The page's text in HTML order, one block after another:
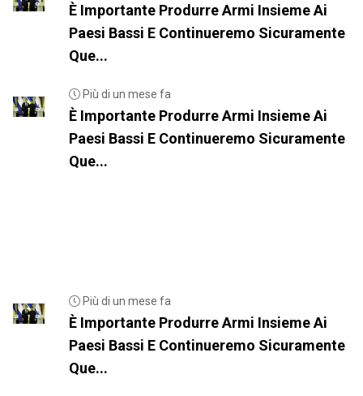
È Importante Produrre Armi Insieme Ai
Paesi Bassi E Continueremo Sicuramente
Que...
Più di un mese fa
È Importante Produrre Armi Insieme Ai
Paesi Bassi E Continueremo Sicuramente
Que...
Più di un mese fa
È Importante Produrre Armi Insieme Ai
Paesi Bassi E Continueremo Sicuramente
Que...